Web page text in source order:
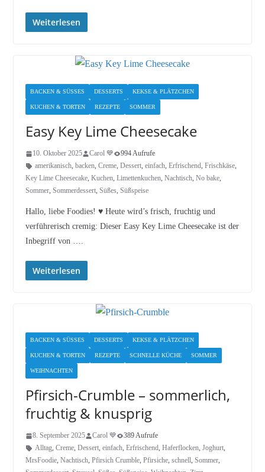
Weiterlesen
BACKEN & SÜSSES DESSERTS KEKSE & PLÄTZCHEN
KUCHEN & TORTEN REZEPTE SOMMER
Easy Key Lime Cheesecake
10. Oktober 2025 Carol 💙
994 Aufrufe
amerikanisch, backen, Creme, Dessert, einfach, Erfrischend, Frischkäse,
Key Lime Cheesecake, Kuchen, Limettenkuchen, Nachtisch, No bake,
Sommer, Sommerdessert, Süßes, Süßspeise
Hallo, liebe Foodies! ♥︎ Heute wird’s frisch, fruchtig und
verführerisch cremig: Dieser Easy Key Lime Cheesecake ist der
Inbegriff von ….
Weiterlesen
BACKEN & SÜSSES DESSERTS KEKSE & PLÄTZCHEN
KUCHEN & TORTEN REZEPTE SCHNELLE KÜCHE SOMMER
WEIHNACHTEN
Pfirsich-Crumble – sommerlich,
fruchtig & knusprig
8. September 2025 Carol 💙
389 Aufrufe
Alltag, Creme, Dessert, einfach, Erfrischend, Haferflocken, Joghurt,
MrsFoodie, Nachtisch, Pfirsich Crumble, Pfirsiche, schnell, Sommer,